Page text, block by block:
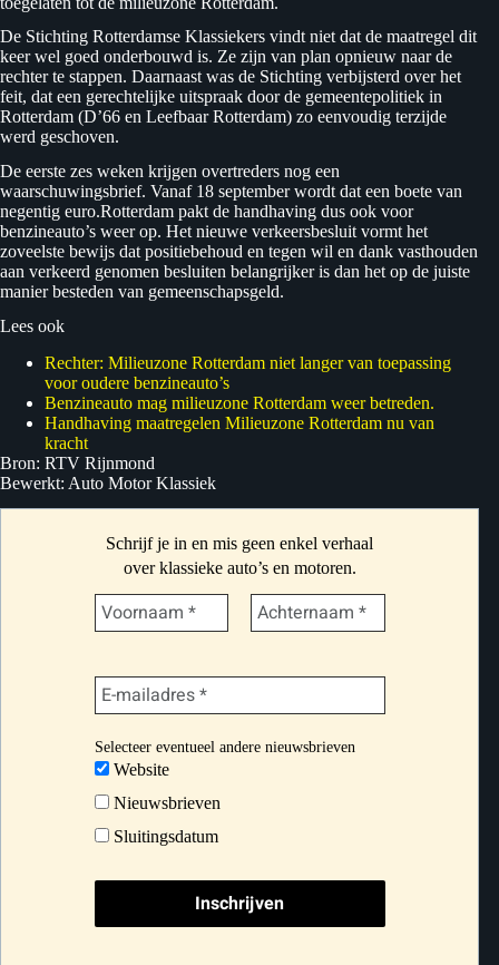
De Stichting Rotterdamse Klassiekers vindt niet dat de maatregel dit
keer wel goed onderbouwd is. Ze zijn van plan opnieuw naar de
rechter te stappen. Daarnaast was de Stichting verbijsterd over het
feit, dat een gerechtelijke uitspraak door de gemeentepolitiek in
Rotterdam (D’66 en Leefbaar Rotterdam) zo eenvoudig terzijde
werd geschoven.
De eerste zes weken krijgen overtreders nog een
waarschuwingsbrief. Vanaf 18 september wordt dat een boete van
negentig euro.Rotterdam pakt de handhaving dus ook voor
benzineauto’s weer op. Het nieuwe verkeersbesluit vormt het
zoveelste bewijs dat positiebehoud en tegen wil en dank vasthouden
aan verkeerd genomen besluiten belangrijker is dan het op de juiste
manier besteden van gemeenschapsgeld.
Lees ook
Rechter: Milieuzone Rotterdam niet langer van toepassing
voor oudere benzineauto’s
Benzineauto mag milieuzone Rotterdam weer betreden.
Handhaving maatregelen Milieuzone Rotterdam nu van
kracht
Bron: RTV Rijnmond
Bewerkt: Auto Motor Klassiek
Schrijf je in en mis geen enkel verhaal
over klassieke auto’s en motoren.
Selecteer eventueel andere nieuwsbrieven
Website
Nieuwsbrieven
Sluitingsdatum